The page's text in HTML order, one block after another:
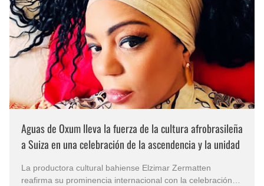
Aguas de Oxum lleva la fuerza de la cultura afrobrasileña
a Suiza en una celebración de la ascendencia y la unidad
La productora cultural bahiense Elzimar Zermatten
reafirma su prominencia internacional con la celebración